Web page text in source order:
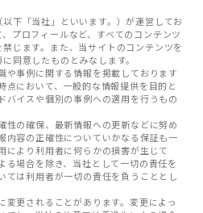
下「当社」といいます。）が運営してお
プロフィールなど、すべてのコンテンツ
じます。また、当サイトのコンテンツを
同意したものとみなします。
や事例に関する情報を掲載しております
点において、一般的な情報提供を目的と
バイスや個別の事例への適用を行うもの
性の確保、最新情報への更新などに努め
内容の正確性についていかなる保証も一
により利用者に何らかの損害が生じて
る場合を除き、当社として一切の責任を
ては利用者が一切の責任を負うこととし
変更されることがあります。変更によっ